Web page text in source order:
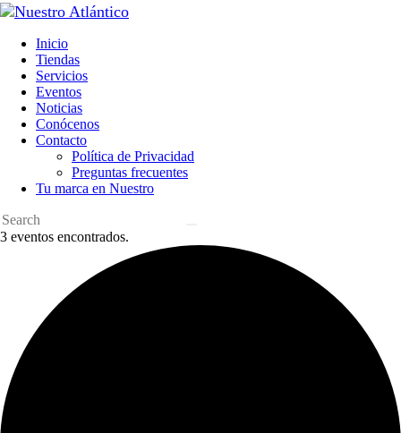
Inicio
Tiendas
Servicios
Eventos
Noticias
Conócenos
Contacto
Política de Privacidad
Preguntas frecuentes
Tu marca en Nuestro
3 eventos encontrados.